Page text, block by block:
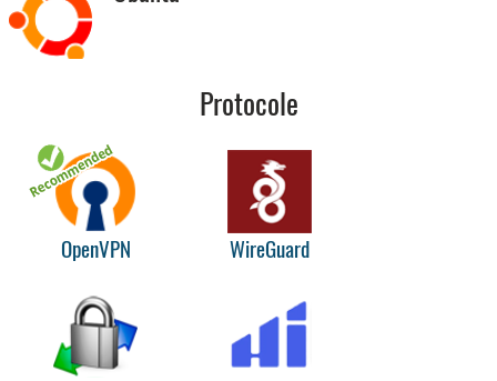
Protocole
OpenVPN WireGuard